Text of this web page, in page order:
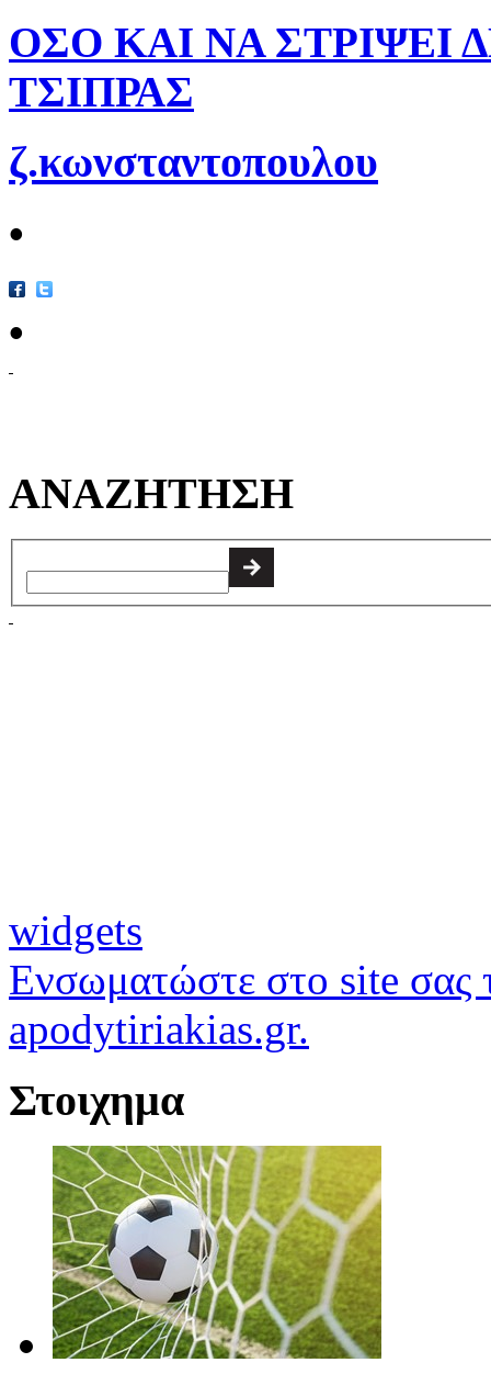
ΟΣΟ ΚΑΙ ΝΑ ΣΤΡΙΨΕΙ
ΤΣΙΠΡΑΣ
ζ.κωνσταντοπουλου
•
•
ΑΝΑΖΗΤΗΣΗ
widgets
Ενσωματώστε στο site σας
apodytiriakias.gr.
Στοιχημα